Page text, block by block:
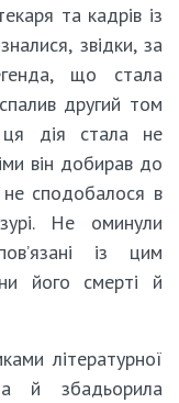
та кадрів із
звідки, за
що стала
другий том
дія стала не
він добирав до
не сподобалося в
Не оминули
із цим
його смерті й
літературної
й збадьорила